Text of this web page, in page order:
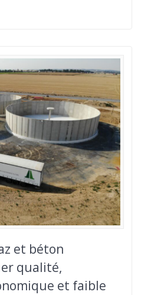
et béton
qualité,
et faible